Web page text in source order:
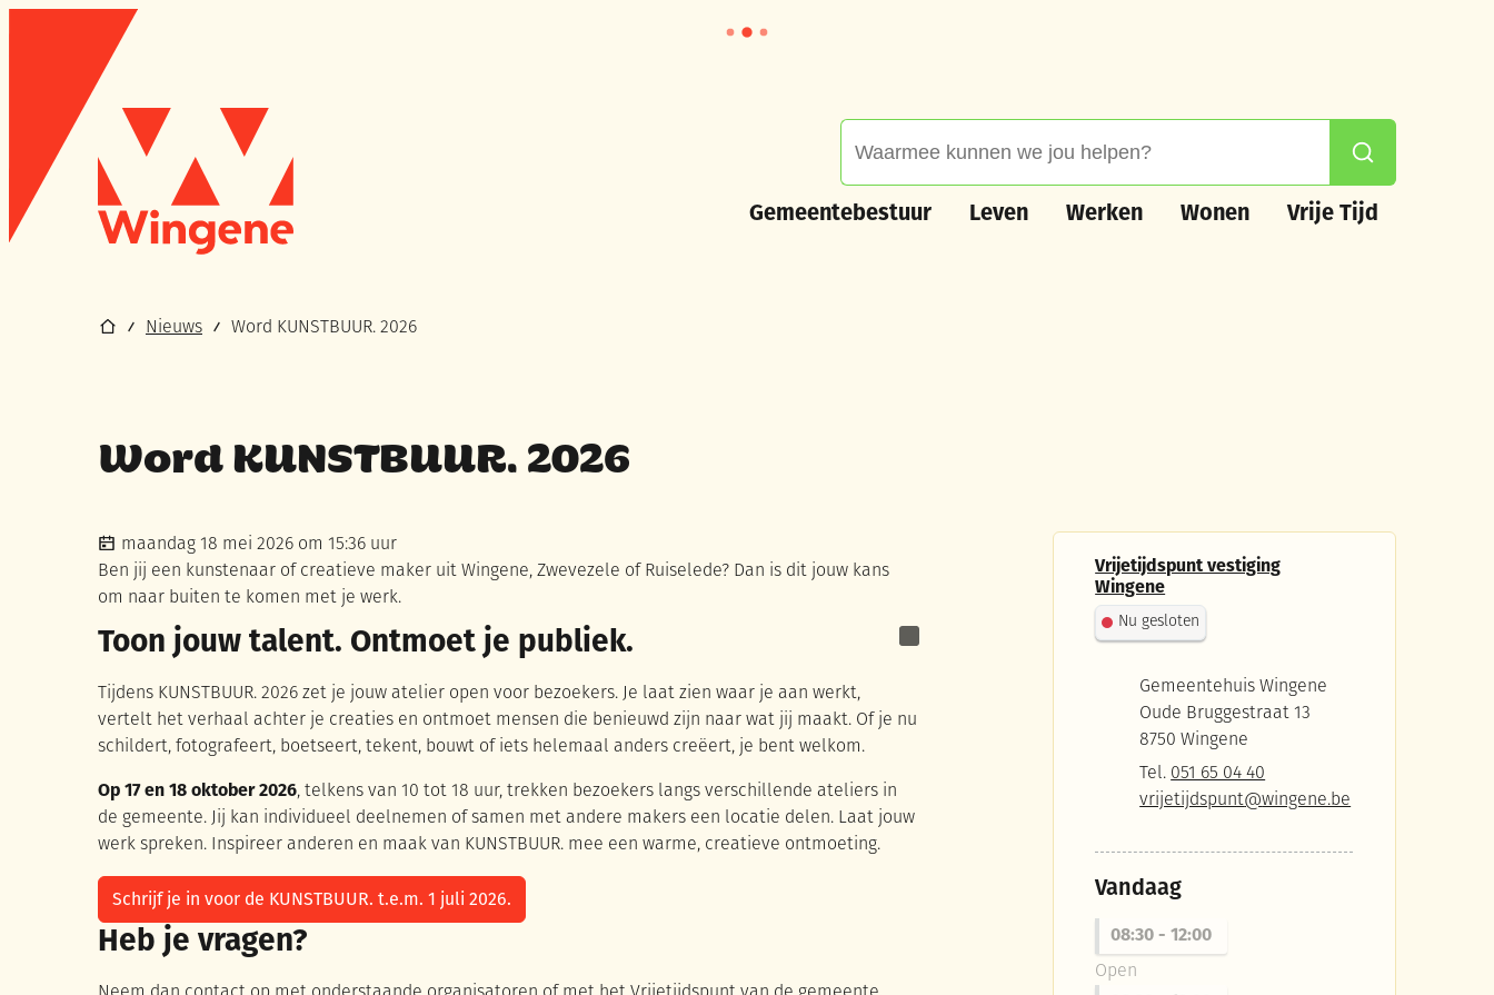
Naar inhoud
Wingene
Zoeken
Gemeentebestuur Leven Werken Wonen
Vrije Tijd
Vrije Tijd
Startpagina
Nieuws Word KUNSTBUUR. 2026
Word KUNSTBUUR. 2026
Gepubliceerd op
maandag 18 mei 2026 om 15:36 uur
Ben jij een kunstenaar of creatieve maker uit Wingene, Zwevezele of Ruiselede? Dan is dit jouw kans
om naar buiten te komen met je werk.
Laurien De Grande
Toon jouw talent. Ontmoet je publiek.
Tijdens KUNSTBUUR. 2026 zet je jouw atelier open voor bezoekers. Je laat zien waar je aan werkt,
vertelt het verhaal achter je creaties en ontmoet mensen die benieuwd zijn naar wat jij maakt. Of je nu
schildert, fotografeert, boetseert, tekent, bouwt of iets helemaal anders creëert, je bent welkom.
Op 17 en 18 oktober 2026, telkens van 10 tot 18 uur, trekken bezoekers langs verschillende ateliers in
de gemeente. Jij kan individueel deelnemen of samen met andere makers een locatie delen. Laat jouw
werk spreken. Inspireer anderen en maak van KUNSTBUUR. mee een warme, creatieve ontmoeting.
Schrijf je in voor de KUNSTBUUR. t.e.m. 1 juli 2026.
Heb je vragen?
Contact
Vrijetijdspunt vestiging
Wingene
Nu gesloten
AdresGemeentehuis Wingene
Oude Bruggestraat 13
,8750 Wingene
051 65 04 40
E-mailvrijetijdspunt@wingene.be
Vandaag
08:30 - 12:00
Open